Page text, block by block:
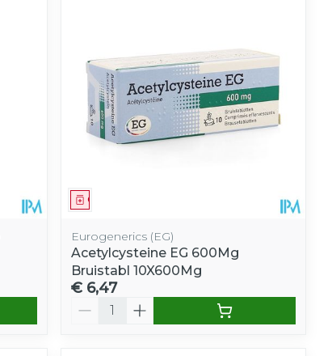
Geneesmiddel
Eurogenerics (EG)
Acetylcysteine EG 600Mg
Bruistabl 10X600Mg
€ 6,47
Aantal